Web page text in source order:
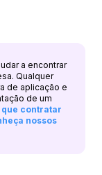
a encontrar
Qualquer
de aplicação e
de um
contratar
nossos